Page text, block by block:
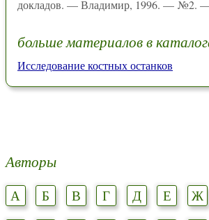
докладов. — Владимир, 1996. — №2.
больше материалов в
Исследование костных останков
Авторы
А Б В Г Д Е Ж